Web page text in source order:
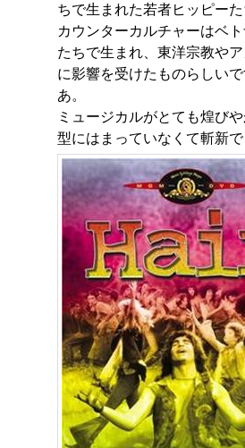
ちで生まれた若者ヒッピー
カウンターカルチャーはベ
たちで生まれ、東洋宗教や
に影響を受けたものらしい
あ。
ミュージカルがとても煌び
型にはまっていなくて斬新で